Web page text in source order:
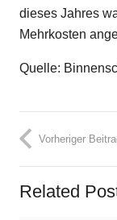
dieses Jahres
Mehrkosten
Quelle:
Vorheriger
Related